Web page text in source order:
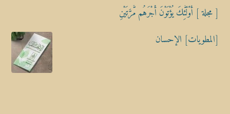
[ مجلة ] أُوْلَٰٓئِكَ يُؤْتَوْنَ أَجْرَهُم مَّرَّتَيْنِ
[المطويات] الإحسان